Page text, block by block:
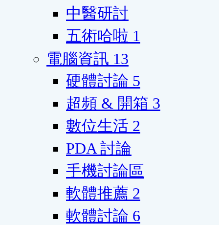
中醫研討
五術哈啦 1
電腦資訊 13
硬體討論 5
超頻 & 開箱 3
數位生活 2
PDA 討論
手機討論區
軟體推薦 2
軟體討論 6